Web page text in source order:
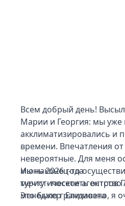
Всем добрый день!
Марии и Георгия: мы уже
акклиматизировались и
времени. Впечатления
невероятные. Для меня
мы наконец-то
мечту - посетить
Это было грандиозно, я
Июнь 2026 года
туристическое агентство
менеджер Елизавета